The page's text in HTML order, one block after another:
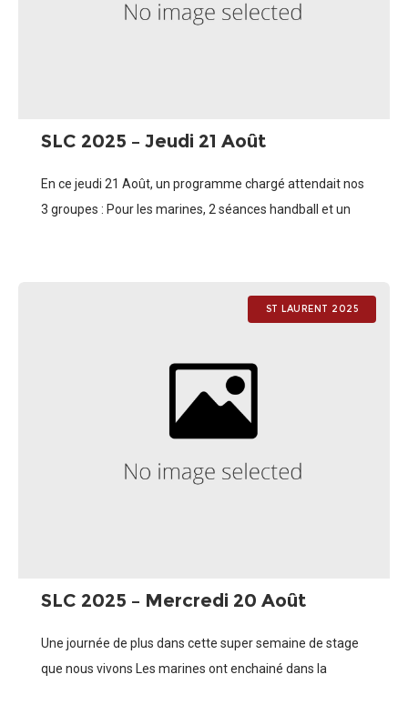
SLC 2025 – Jeudi 21 Août
En ce jeudi 21 Août, un programme chargé attendait nos
3 groupes : Pour les marines, 2 séances handball et un
ST LAURENT 2025
SLC 2025 – Mercredi 20 Août
Une journée de plus dans cette super semaine de stage
que nous vivons Les marines ont enchainé dans la